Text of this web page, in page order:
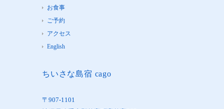
お食事
ご予約
アクセス
English
ちいさな島宿 cago
〒907-1101